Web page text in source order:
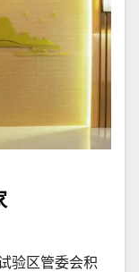
验区管委会积